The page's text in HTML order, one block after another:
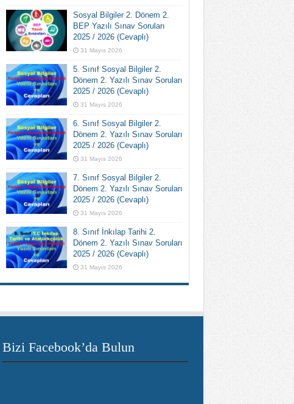
Sosyal Bilgiler 2. Dönem 2.
BEP Yazılı Sınav Soruları
2025 / 2026 (Cevaplı)
31 Mayıs 2026
5. Sınıf Sosyal Bilgiler 2.
Dönem 2. Yazılı Sınav Soruları
2025 / 2026 (Cevaplı)
31 Mayıs 2026
6. Sınıf Sosyal Bilgiler 2.
Dönem 2. Yazılı Sınav Soruları
2025 / 2026 (Cevaplı)
31 Mayıs 2026
7. Sınıf Sosyal Bilgiler 2.
Dönem 2. Yazılı Sınav Soruları
2025 / 2026 (Cevaplı)
31 Mayıs 2026
8. Sınıf İnkılap Tarihi 2.
Dönem 2. Yazılı Sınav Soruları
2025 / 2026 (Cevaplı)
31 Mayıs 2026
Bizi Facebook’da Bulun